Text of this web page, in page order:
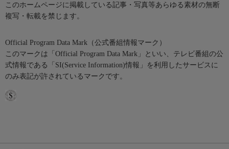
このホームページに掲載している記事・写真等あらゆる素材の無断
複写・転載を禁じます。
Official Program Data Mark（公式番組情報マーク）
このマークは「Official Program Data Mark」といい、テレビ番組の公
式情報である「SI(Service Information)情報」を利用したサービスに
のみ表記が許されているマークです。